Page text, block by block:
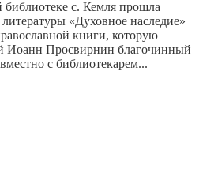
библиотеке с. Кемля прошла
«Духовное наследие»
книги, которую
Иоанн Просвирнин благочинный
с библиотекарем...